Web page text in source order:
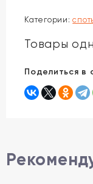
Категории:
Товары
Поделиться в